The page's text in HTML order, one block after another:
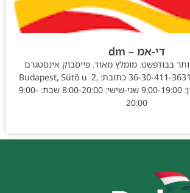
די-אמ – dm
בבודפשט. מומלץ מאוד. פייסבוק אינסטגרם
סניף דאק פרנץ +36-30-411-3631 כתובת: Budapest, Sütő u. 2,
1052 לניווט ראשון: 9:00-19:00 שני-שישי: 8:00-20:00 שבת: 9:00-
20:00